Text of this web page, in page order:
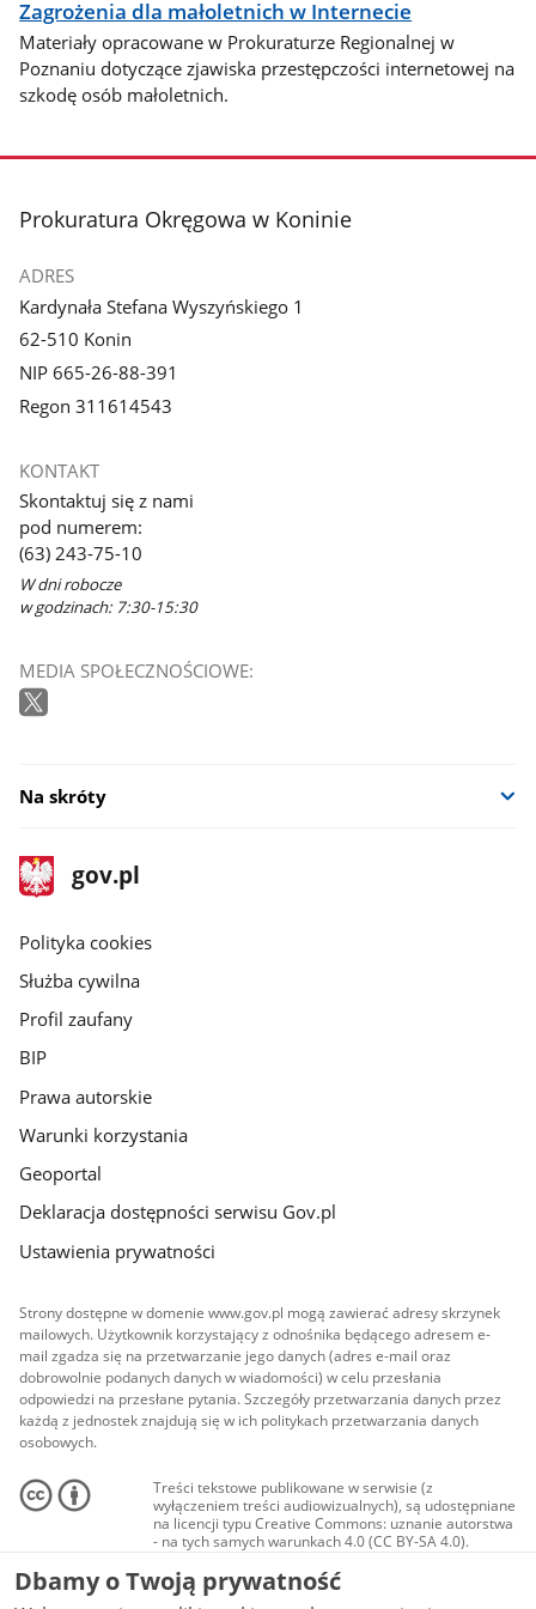
Zagrożenia dla małoletnich w Internecie
Materiały opracowane w Prokuraturze Regionalnej w
Poznaniu dotyczące zjawiska przestępczości internetowej na
szkodę osób małoletnich.
stopka
Prokuratura Okręgowa w Koninie
ADRES
Kardynała Stefana Wyszyńskiego 1
62-510 Konin
NIP 665-26-88-391
Regon 311614543
KONTAKT
Skontaktuj się z nami
pod numerem:
(63) 243-75-10
W dni robocze
w godzinach: 7:30-15:30
MEDIA SPOŁECZNOŚCIOWE:
Na skróty
stopka
gov.pl
Strona
gov.pl
gov.pl
Polityka cookies
Służba cywilna
Profil zaufany
BIP
Prawa autorskie
Warunki korzystania
Geoportal
Deklaracja dostępności serwisu Gov.pl
Ustawienia prywatności
Strony dostępne w domenie www.gov.pl mogą zawierać adresy skrzynek
mailowych. Użytkownik korzystający z odnośnika będącego adresem e-
mail zgadza się na przetwarzanie jego danych (adres e-mail oraz
dobrowolnie podanych danych w wiadomości) w celu przesłania
odpowiedzi na przesłane pytania. Szczegóły przetwarzania danych przez
każdą z jednostek znajdują się w ich politykach przetwarzania danych
osobowych.
Treści tekstowe publikowane w serwisie (z
wyłączeniem treści audiowizualnych), są udostępniane
na licencji typu Creative Commons: uznanie autorstwa
- na tych samych warunkach 4.0 (CC BY-SA 4.0).
Materiały audiowizualne, w tym zdjęcia, materiały
audio i wideo, są udostępniane na licencji typu
Creative Commons: uznanie autorstwa użycie
Dbamy o Twoją prywatność